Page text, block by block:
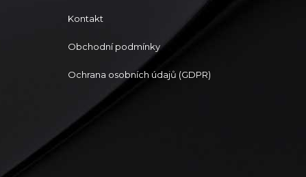
Kontakt
Obchodní podmínky
Ochrana osobních údajů (GDPR)